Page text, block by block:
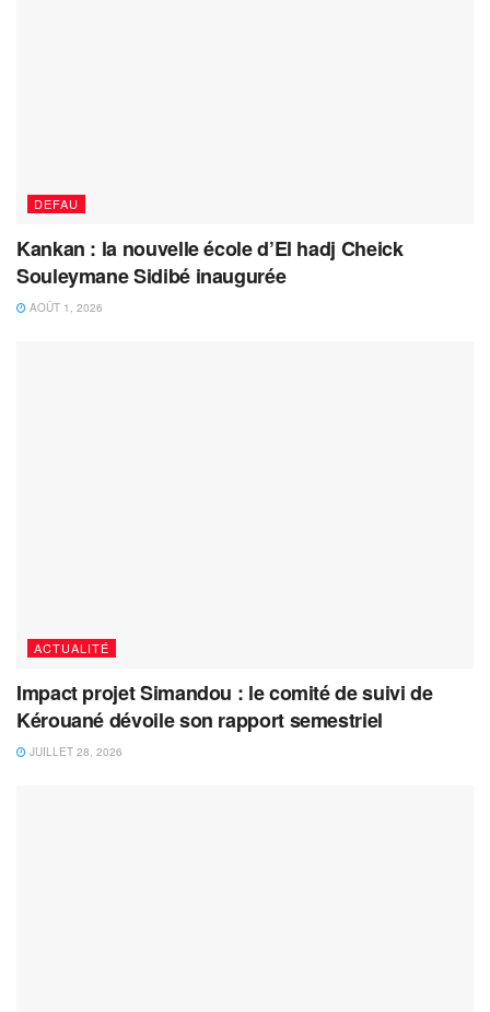
DEFAU
Kankan : la nouvelle école d’El hadj Cheick
Souleymane Sidibé inaugurée
AOÛT 1, 2026
ACTUALITÉ
Impact projet Simandou : le comité de suivi de
Kérouané dévoile son rapport semestriel
JUILLET 28, 2026